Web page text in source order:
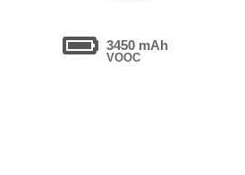
3450 mAh
VOOC